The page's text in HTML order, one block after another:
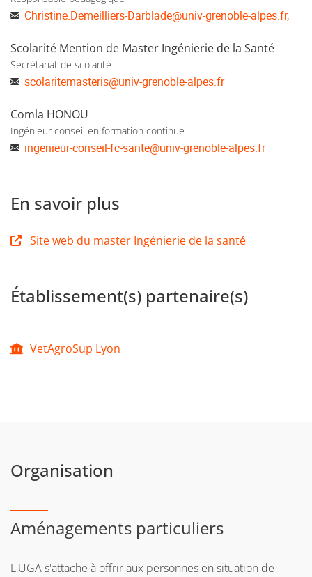
Christine.Demeilliers-Darblade@univ-grenoble-alpes.fr,
Scolarité Mention de Master Ingénierie de la Santé
Secrétariat de scolarité
scolaritemasteris@univ-grenoble-alpes.fr
Comla HONOU
Ingénieur conseil en formation continue
ingenieur-conseil-fc-sante@univ-grenoble-alpes.fr
En savoir plus
Site web du master Ingénierie de la santé
Établissement(s) partenaire(s)
VetAgroSup Lyon
Organisation
Aménagements particuliers
L'UGA s'attache à offrir aux personnes en situation de